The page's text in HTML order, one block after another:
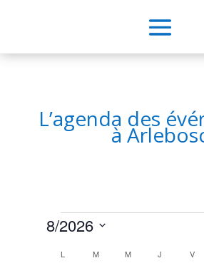
L’agenda des
à